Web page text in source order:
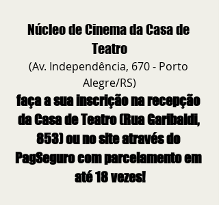
Núcleo de Cinema da Casa de
Teatro
(Av. Independência, 670 - Porto
Alegre/RS)
faça a sua inscrição na recepção
da Casa de Teatro (Rua Garibaldi,
853) ou no site através do
PagSeguro com parcelamento em
até 18 vezes!